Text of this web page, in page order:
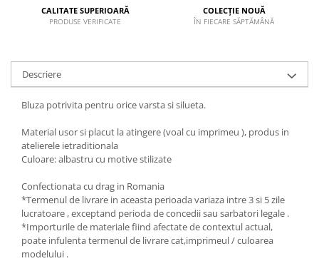
CALITATE SUPERIOARĂ
PRODUSE VERIFICATE
COLECȚIE NOUĂ
ÎN FIECARE SĂPTĂMÂNĂ
Descriere
Bluza potrivita pentru orice varsta si silueta.
Material usor si placut la atingere (voal cu imprimeu ), produs in
atelierele ietraditionala
Culoare: albastru cu motive stilizate
Confectionata cu drag in Romania
*Termenul de livrare in aceasta perioada variaza intre 3 si 5 zile
lucratoare , exceptand perioda de concedii sau sarbatori legale .
*Importurile de materiale fiind afectate de contextul actual,
poate infulenta termenul de livrare cat,imprimeul / culoarea
modelului .